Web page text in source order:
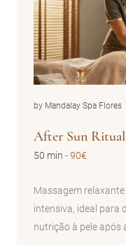
by Mandalay Spa Flores
After Sun Ritual
50 min -90€
Massagem
intensiva, ideal para
nutrição à pele após